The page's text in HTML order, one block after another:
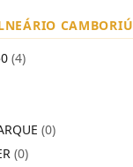
CAMBORIÚ
(4)
(0)
(0)